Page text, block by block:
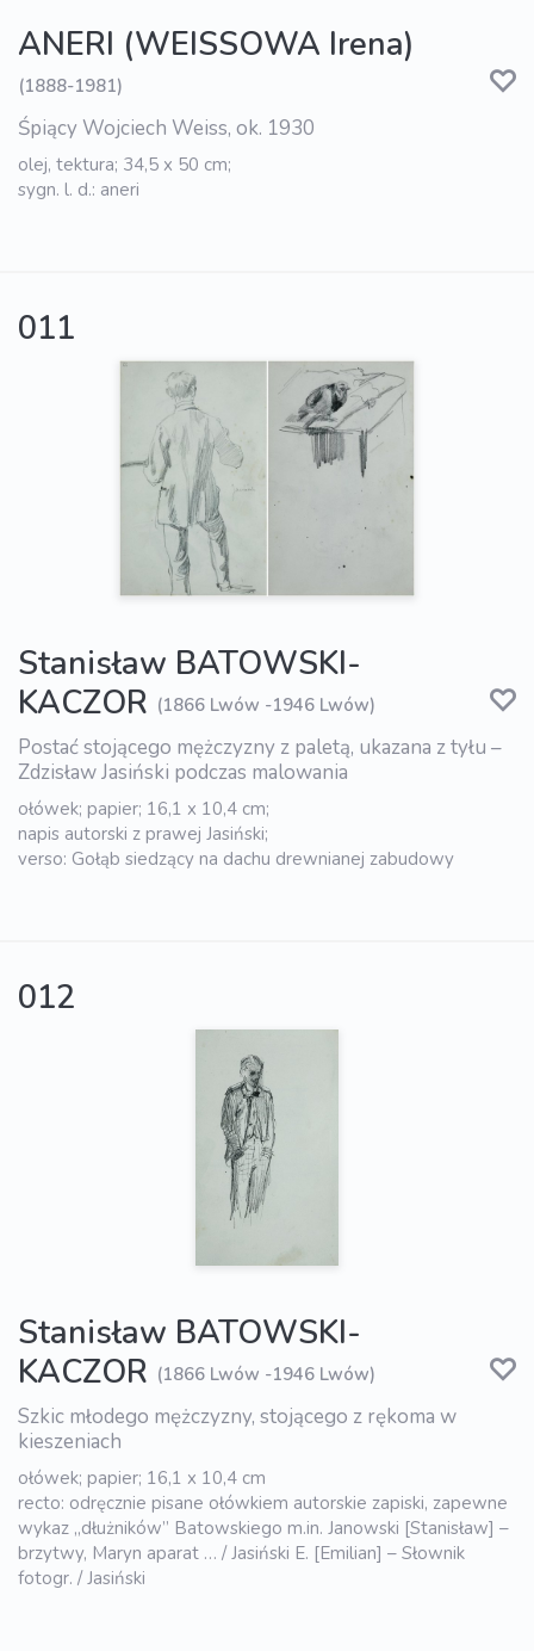
ANERI (WEISSOWA Irena)
(1888-1981)
Śpiący Wojciech Weiss, ok. 1930
olej, tektura; 34,5 x 50 cm;
sygn. l. d.: aneri
011
Stanisław BATOWSKI-
KACZOR (1866 Lwów -1946 Lwów)
Postać stojącego mężczyzny z paletą, ukazana z tyłu –
Zdzisław Jasiński podczas malowania
ołówek; papier; 16,1 x 10,4 cm;
napis autorski z prawej Jasiński;
verso: Gołąb siedzący na dachu drewnianej zabudowy
012
Stanisław BATOWSKI-
KACZOR (1866 Lwów -1946 Lwów)
Szkic młodego mężczyzny, stojącego z rękoma w
kieszeniach
ołówek; papier; 16,1 x 10,4 cm
recto: odręcznie pisane ołówkiem autorskie zapiski, zapewne
wykaz „dłużników” Batowskiego m.in. Janowski [Stanisław] –
brzytwy, Maryn aparat … / Jasiński E. [Emilian] – Słownik
fotogr. / Jasiński